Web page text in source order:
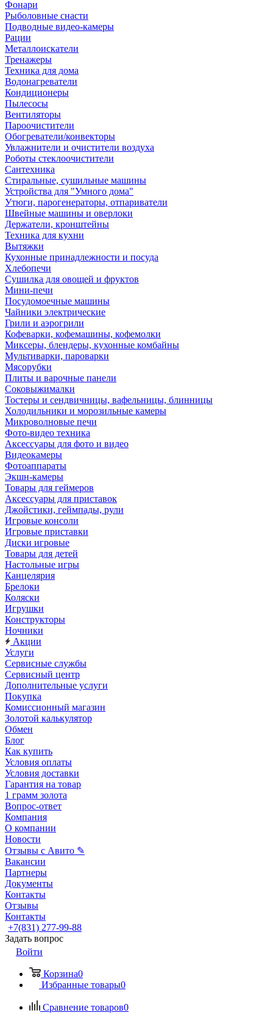
Фонари
Рыболовные снасти
Подводные видео-камеры
Рации
Металлоискатели
Тренажеры
Техника для дома
Водонагреватели
Кондиционеры
Пылесосы
Вентиляторы
Пароочистители
Обогреватели/конвекторы
Увлажнители и очистители воздуха
Роботы стеклоочистители
Сантехника
Стиральные, сушильные машины
Устройства для "Умного дома"
Утюги, парогенераторы, отпариватели
Швейные машины и оверлоки
Держатели, кронштейны
Техника для кухни
Вытяжки
Кухонные принадлежности и посуда
Хлебопечи
Сушилка для овощей и фруктов
Мини-печи
Посудомоечные машины
Чайники электрические
Грили и аэрогрили
Кофеварки, кофемашины, кофемолки
Миксеры, блендеры, кухонные комбайны
Мультиварки, пароварки
Мясорубки
Плиты и варочные панели
Соковыжималки
Тостеры и сендвичницы, вафельницы, блинницы
Холодильники и морозильные камеры
Микроволновые печи
Фото-видео техника
Аксессуары для фото и видео
Видеокамеры
Фотоаппараты
Экшн-камеры
Товары для геймеров
Аксессуары для приставок
Джойстики, геймпады, рули
Игровые консоли
Игровые приставки
Диски игровые
Товары для детей
Настольные игры
Канцелярия
Брелоки
Коляски
Игрушки
Конструкторы
Ночники
Акции
Услуги
Сервисные службы
Сервисный центр
Дополнительные услуги
Покупка
Комиссионный магазин
Золотой калькулятор
Обмен
Блог
Как купить
Условия оплаты
Условия доставки
Гарантия на товар
1 грамм золота
Вопрос-ответ
Компания
О компании
Новости
Отзывы с Авито ✎
Вакансии
Партнеры
Документы
Контакты
Отзывы
Контакты
+7(831) 277-99-88
Задать вопрос
Войти
Корзина0
Избранные товары0
Сравнение товаров0